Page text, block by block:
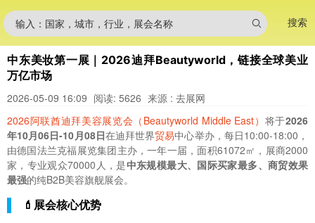
输入：国家，城市，行业，展会名称 搜索
中东美妆第一展｜2026迪拜Beautyworld，链接全球美业
万亿市场
2026-05-09 16:09 阅读: 5626 来源 : 去展网
2026阿联酋迪拜美容展览会（Beautyworld Middle East） 将于2026
年10月06日-10月08日在迪拜世界贸易中心举办，每日10:00-18:00，
由德国法兰克福展览集团主办，一年一届，面积61072㎡，展商2000
家，专业观众70000人，是中东规模最大、国际买家最多、商贸效果
最强的纯B2B美容旗舰展会。
💄展会核心优势